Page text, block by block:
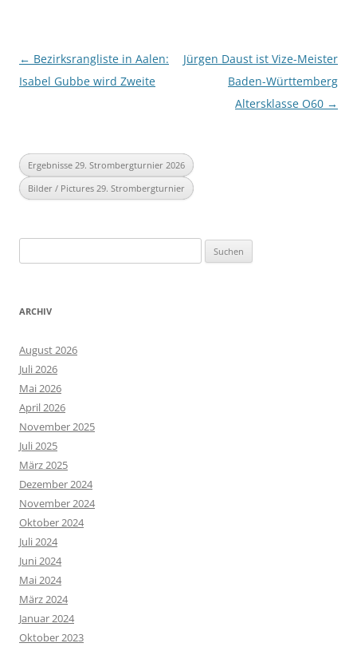
Beitragsnavigation
← Bezirksrangliste in Aalen:
Isabel Gubbe wird Zweite
Jürgen Daust ist Vize-Meister
Baden-Württemberg
Altersklasse O60 →
Ergebnisse 29. Strombergturnier 2026
Bilder / Pictures 29. Strombergturnier
nach:
ARCHIV
August 2026
Juli 2026
Mai 2026
April 2026
November 2025
Juli 2025
März 2025
Dezember 2024
November 2024
Oktober 2024
Juli 2024
Juni 2024
Mai 2024
März 2024
Januar 2024
Oktober 2023